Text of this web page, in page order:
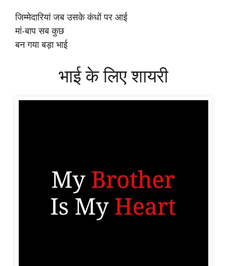
जिम्मेदारियां जब उसके कंधों पर आई
मां-बाप सब कुछ
बन गया बड़ा भाई
भाई के लिए शायरी